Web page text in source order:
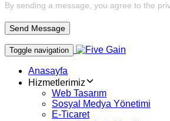
By sending a message, you agree to the
Toggle navigation
Anasayfa
Hizmetlerimiz
Web Tasarım
Sosyal Medya Yönetimi
E-Ticaret